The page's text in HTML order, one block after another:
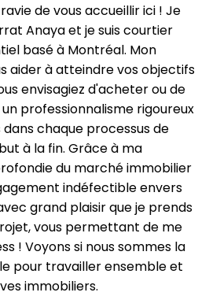
de vous accueillir ici ! Je
Anaya et je suis courtier
basé à Montréal. Mon
aider à atteindre vos objectifs
envisagiez d'acheter ou de
professionnalisme rigoureux
chaque processus de
à la fin. Grâce à ma
du marché immobilier
indéfectible envers
grand plaisir que je prends
vous permettant de me
! Voyons si nous sommes la
pour travailler ensemble et
immobiliers.